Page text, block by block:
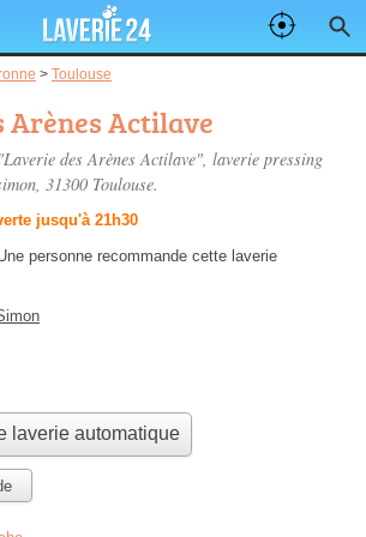
> Toulouse
Arènes Actilave
des Arènes Actilave", laverie pressing
, 31300 Toulouse.
jusqu'à 21h30
personne recommande cette laverie
laverie automatique